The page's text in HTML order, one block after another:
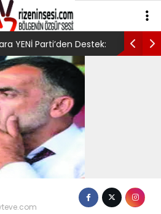
YENİ Parti’den Destek: AV.